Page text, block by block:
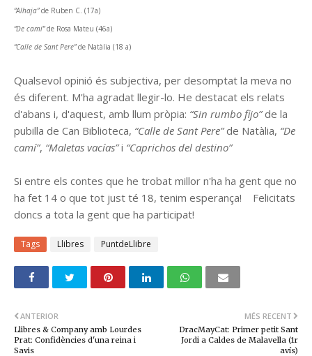
“Alhaja”de Ruben C. (17a)
“De camí”de Rosa Mateu (46a)
“Calle de Sant Pere”de Natàlia (18 a)
Qualsevol opinió és subjectiva, per desomptat la meva no
és diferent. M'ha agradat llegir-lo. He destacat els relats
d'abans i, d'aquest, amb llum pròpia: “Sin rumbo fijo”de la
pubilla de Can Biblioteca, “Calle de Sant Pere”de Natàlia, “De
camí”, “Maletas vacías”i “Caprichos del destino”
Si entre els contes que he trobat millor n'ha ha gent que no
ha fet 14 o que tot just té 18, tenim esperança! Felicitats
doncs a tota la gent que ha participat!
Tags Llibres PuntdeLlibre
MÉS RECENT
DracMayCat: Primer petit Sant
Jordi a Caldes de Malavella (1r
avís)
ANTERIOR
Llibres & Company amb Lourdes
Prat: Confidències d'una reina i
Savis